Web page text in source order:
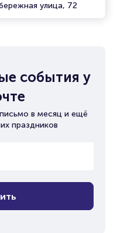
улица, 72
события у
в месяц и ещё
праздников